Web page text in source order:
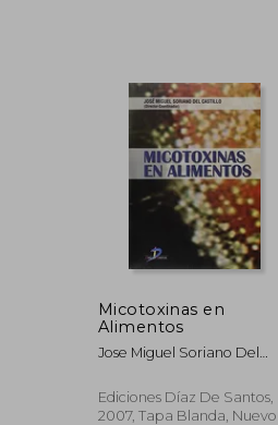
dcto.
Micotoxinas en
Alimentos
Jose Miguel Soriano Del
Ediciones Díaz De Santos,
2007, Tapa Blanda, Nuevo